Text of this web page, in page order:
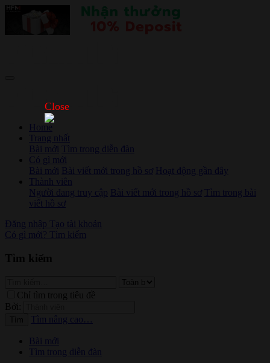
Home
Trang nhất
Bài mới
Tìm trong diễn đàn
Có gì mới
Bài mới Bài viết mới trong hồ sơ Hoạt động gần đây
Thành viên
Người đang truy cập Bài viết mới trong hồ sơ Tìm trong bài
viết hồ sơ
Đăng nhập Tạo tài khoản
Có gì mới? Tìm kiếm
Tìm kiếm
Chỉ tìm trong tiêu đề
Bởi:
Tìm nâng cao…
Bài mới
Tìm trong diễn đàn
Close